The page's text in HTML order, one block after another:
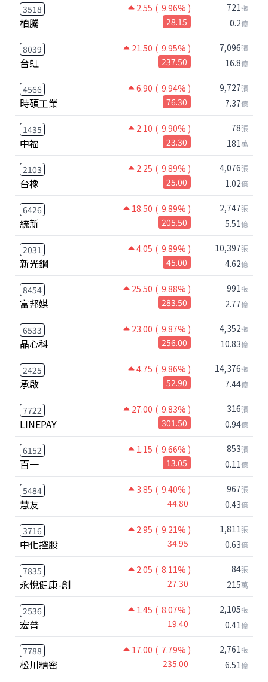
3518 2.55 ( 9.96% )
柏騰 28.15
721張
0.2億
8039 21.50 ( 9.95% )
台虹 237.50
7,096張
16.8億
4566 6.90 ( 9.94% )
時碩工業 76.30
9,727張
7.37億
1435 2.10 ( 9.90% )
中福 23.30
78張
181萬
2103 2.25 ( 9.89% )
台橡 25.00
4,076張
1.02億
6426 18.50 ( 9.89% )
統新 205.50
2,747張
5.51億
2031 4.05 ( 9.89% )
新光鋼 45.00
10,397張
4.62億
8454 25.50 ( 9.88% )
富邦媒 283.50
991張
2.77億
6533 23.00 ( 9.87% )
晶心科 256.00
4,352張
10.83億
2425 4.75 ( 9.86% )
承啟 52.90
14,376張
7.44億
7722 27.00 ( 9.83% )
LINEPAY 301.50
316張
0.94億
6152 1.15 ( 9.66% )
百一 13.05
853張
0.11億
5484 3.85 ( 9.40% )
慧友 44.80
967張
0.43億
3716 2.95 ( 9.21% )
中化控股 34.95
1,811張
0.63億
7835 2.05 ( 8.11% )
永悅健康-創 27.30
84張
215萬
2536 1.45 ( 8.07% )
宏普 19.40
2,105張
0.41億
7788 17.00 ( 7.79% )
松川精密 235.00
2,761張
6.51億